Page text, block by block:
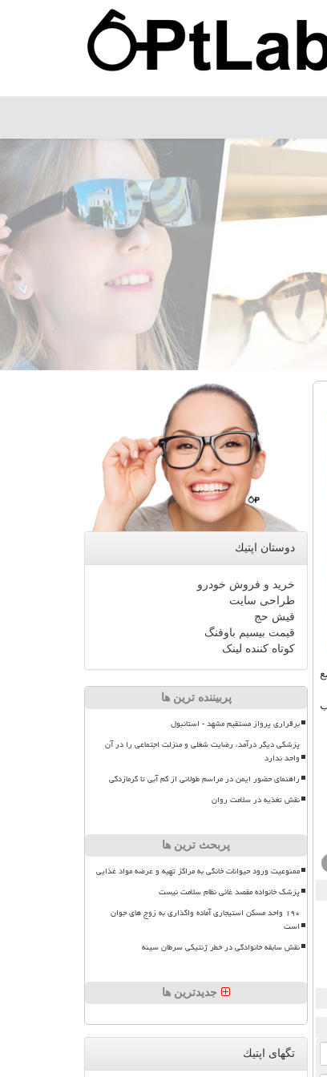
دوستان اپتیك
خرید و فروش خودرو
طراحی سایت
فیش حج
قیمت بیسیم باوفنگ
کوتاه کننده لینک
پربیننده ترین ها
برقراری پرواز مستقیم مشهد - استانبول
پزشکی دیگر درآمد، رضایت شغلی و منزلت اجتماعی را در آن
واحد ندارد
راهنمای حضور ایمن در مراسم طولانی از کم آبی تا گرمازدگی
نقش تغذیه در سلامت روان
پربحث ترین ها
ممنوعیت ورود حیوانات خانگی به مراکز تهیه و عرضه مواد غذایی
پزشک خانواده مقصد غائی نظام سلامت نیست
۱۹۰ واحد مسکن استیجاری آماده واگذاری به زوج های جوان
است
نقش سابقه خانوادگی در خطر ژنتیکی سرطان سینه
جدیدترین ها
تگهای اپتیك